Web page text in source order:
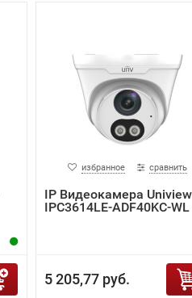
избранное сравнить
IP Видеокамера Uniview
IPC3614LE-ADF40KC-WL
5 205,77 руб.